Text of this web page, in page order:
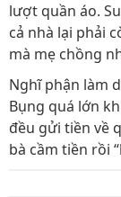
lượt quần áo.
cả nhà lại phải
mà mẹ chồng
Nghĩ phận làm
Bụng quá lớn
đều gửi tiền về
bà cầm tiền rồi